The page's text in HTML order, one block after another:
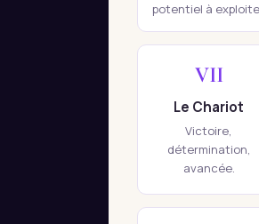
potentiel à
VII
Le Chariot
Victoire,
détermination,
avancée.